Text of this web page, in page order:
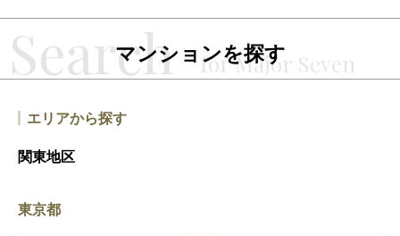
マンションを探す
エリアから探す
関東地区
東京都